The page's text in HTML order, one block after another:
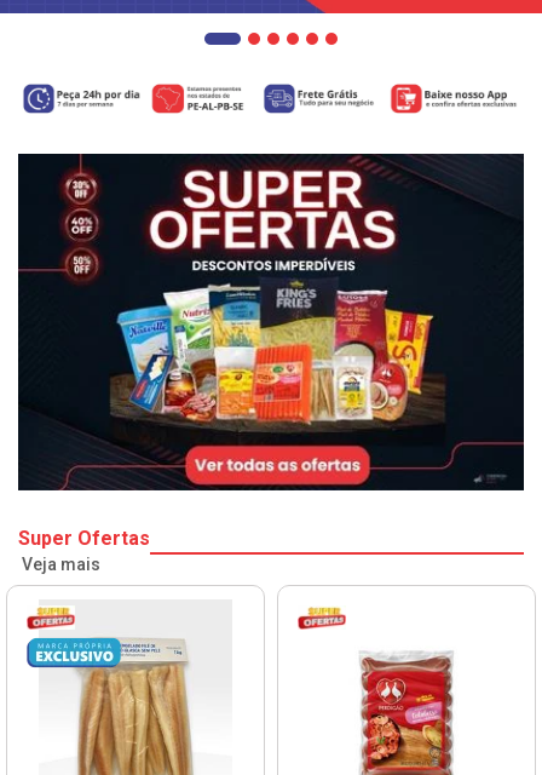
Super Ofertas
Veja mais